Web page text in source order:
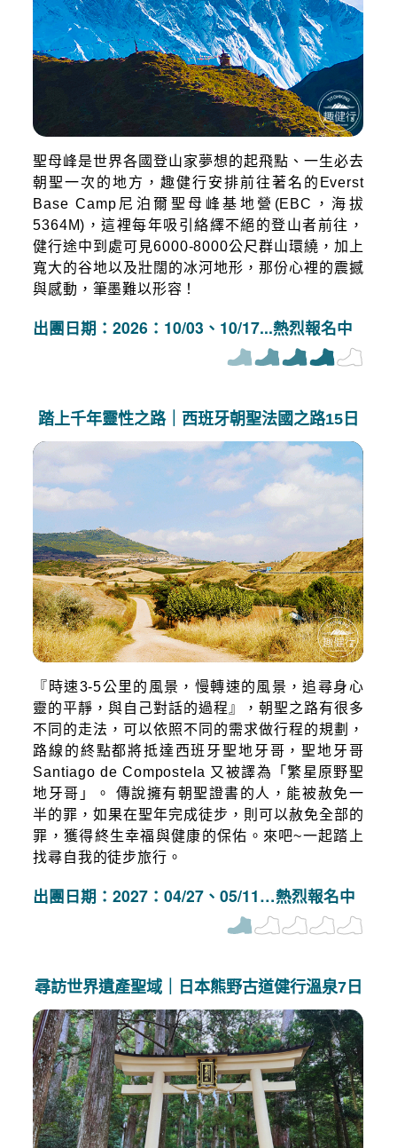
出團日期：2026：10/03、10/17...熱烈報名中
聖母峰是世界各國登山家夢想的起飛點、一生必去
朝聖一次的地方，趣健行安排前往著名的Everst
Base Camp尼泊爾聖母峰基地營(EBC，海拔
5364M)，這裡每年吸引絡繹不絕的登山者前往，
健行途中到處可見6000-8000公尺群山環繞，加上
寬大的谷地以及壯闊的冰河地形，那份心裡的震撼
與感動，筆墨難以形容！
踏上千年靈性之路｜西班牙朝聖法國之路15日
出團日期：2027：04/27、05/11…熱烈報名中
『時速3-5公里的風景，慢轉速的風景，追尋身心
靈的平靜，與自己對話的過程』，朝聖之路有很多
不同的走法，可以依照不同的需求做行程的規劃，
路線的終點都將抵達西班牙聖地牙哥，聖地牙哥
Santiago de Compostela 又被譯為「繁星原野聖
地牙哥」。 傳說擁有朝聖證書的人，能被赦免一
半的罪，如果在聖年完成徒步，則可以赦免全部的
罪，獲得終生幸福與健康的保佑。來吧~一起踏上
找尋自我的徒步旅行。
尋訪世界遺產聖域｜日本熊野古道健行溫泉7日